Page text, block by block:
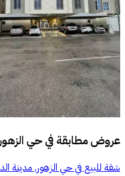
عروض مطابقة فيحي
شقة للبيع في حي الزهور, مدينة